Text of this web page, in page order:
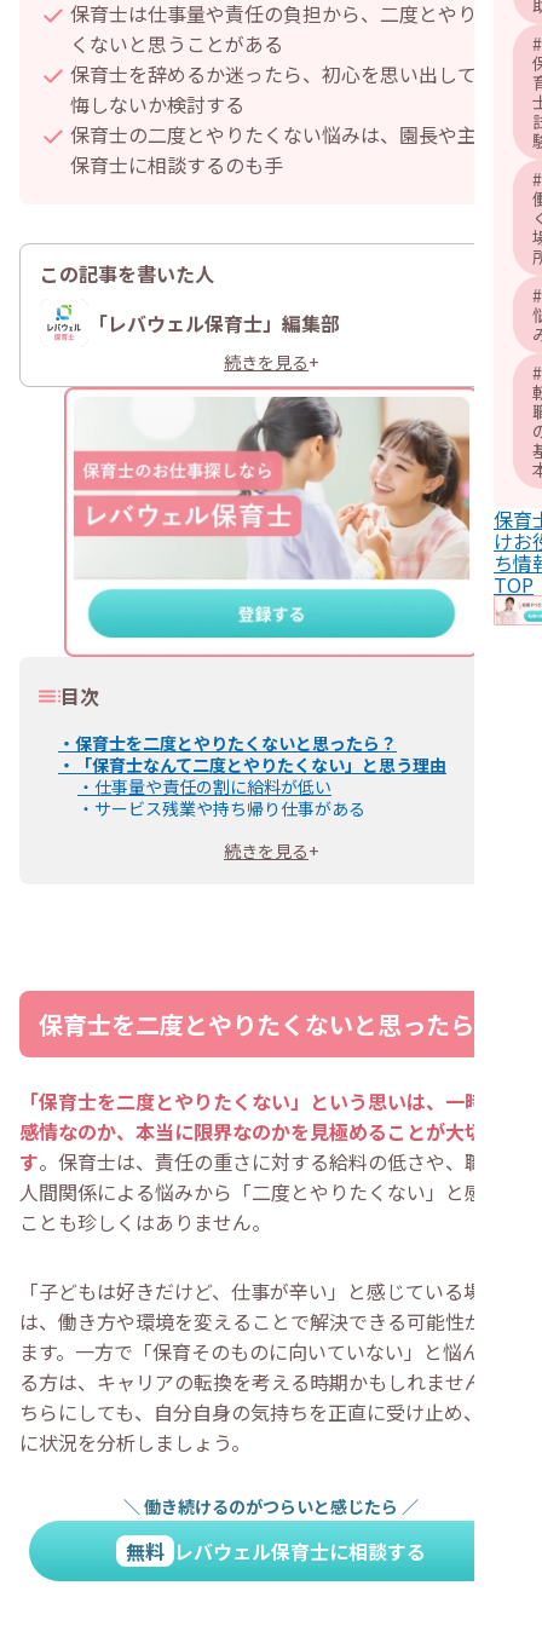
#
#
#
#
保育
けお
ち情
TOP
保育士は仕事量や責任の負担から、二度とやりた
くないと思うことがある
保育士を辞めるか迷ったら、初心を思い出して後
悔しないか検討する
保育士の二度とやりたくない悩みは、園長や主任
保育士に相談するのも手
この記事を書いた人
A
「レバウェル保育士」編集部
続きを見る+
目次
・ 保育士を二度とやりたくないと思ったら？
・
「保育士なんて二度とやりたくない」と思う理由
・ 仕事量や責任の割に給料が低い
・ サービス残業や持ち帰り仕事がある
心身の疲労が蓄積しやすい
・園長や主任保育士などに相談する
・【保育士を辞める場合】次の仕事の選択肢
・保育士資格や経験が活かせる仕事
・保育業界以外の仕事
・保育士を辞めるか迷ったらプロに相談するのも一つの手
・保育士を二度とやりたくないと悩む方からよくある質問
・保育士として働くのが「無理だった」と思ったらどう
する？
・まとめ
続きを見る+
保育士を二度とやりたくないと思ったら？
「保育士を二度とやりたくない」という思いは、一時的な
感情なのか、本当に限界なのかを見極めることが大切で
す。保育士は、責任の重さに対する給料の低さや、職場の
人間関係による悩みから「二度とやりたくない」と感じる
ことも珍しくはありません。
「子どもは好きだけど、仕事が辛い」と感じている場合
は、働き方や環境を変えることで解決できる可能性があり
ます。一方で「保育そのものに向いていない」と悩んでい
る方は、キャリアの転換を考える時期かもしれません。ど
ちらにしても、自分自身の気持ちを正直に受け止め、冷静
に状況を分析しましょう。
＼ 働き続けるのがつらいと感じたら ／
無料 レバウェル保育士に相談する